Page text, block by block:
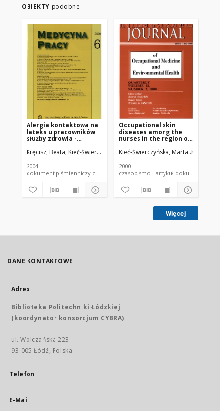
OBIEKTY podobne
Alergia kontaktowa na
lateks u pracowników
służby zdrowia -
Kręcisz, Beata Kieć-Świerczyńska, Marta
2004
dokument piśmienniczy czasopismo - artykuł
Occupational skin
diseases among the
nurses in the region of
Kieć-Świerczyńska, Marta Kręcisz,
2000
czasopismo - artykuł
Więcej
DANE KONTAKTOWE
Adres
Biblioteka Politechniki Łódzkiej
(koordynator konsorcjum CYBRA)
ul. Wólczańska 223
93-005 Łódź, Polska
Telefon
E-Mail